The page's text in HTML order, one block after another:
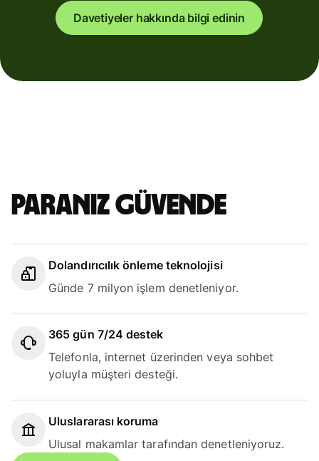
Davetiyeler hakkında bilgi edinin
Paranız güvende
Dolandırıcılık önleme teknolojisi
Günde 7 milyon işlem denetleniyor.
365 gün 7/24 destek
Telefonla, internet üzerinden veya sohbet
yoluyla müşteri desteği.
Uluslararası koruma
Ulusal makamlar tarafından denetleniyoruz.